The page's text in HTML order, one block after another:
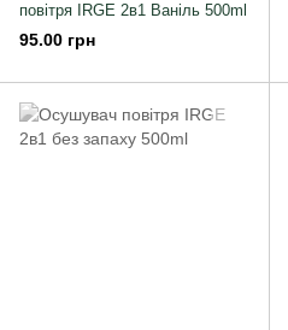
повітря IRGE 2в1 Ваніль 500ml
95.00 грн